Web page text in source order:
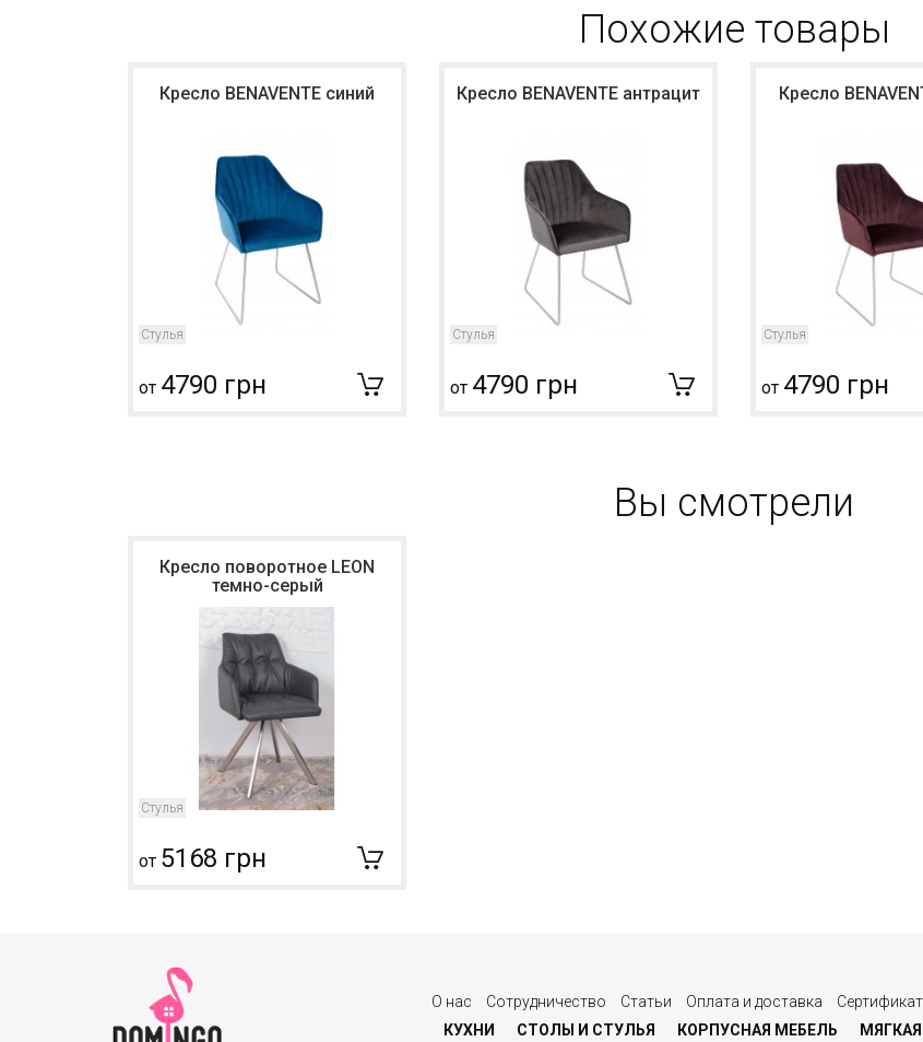
Похожие товары
Кресло BENAVENTE синий
Стулья
от 4790 грн
Кресло BENAVENTE антрацит
Стулья
от 4790 грн
Кресло
Стулья
от 4790 грн
Вы смотрели
Кресло поворотное LEON
темно-серый
Стулья
от 5168 грн
О нас Сотрудничество Статьи Оплата и доставка
КУХНИ
СТОЛЫ И СТУЛЬЯ КОРПУСНАЯ МЕБЕЛЬ